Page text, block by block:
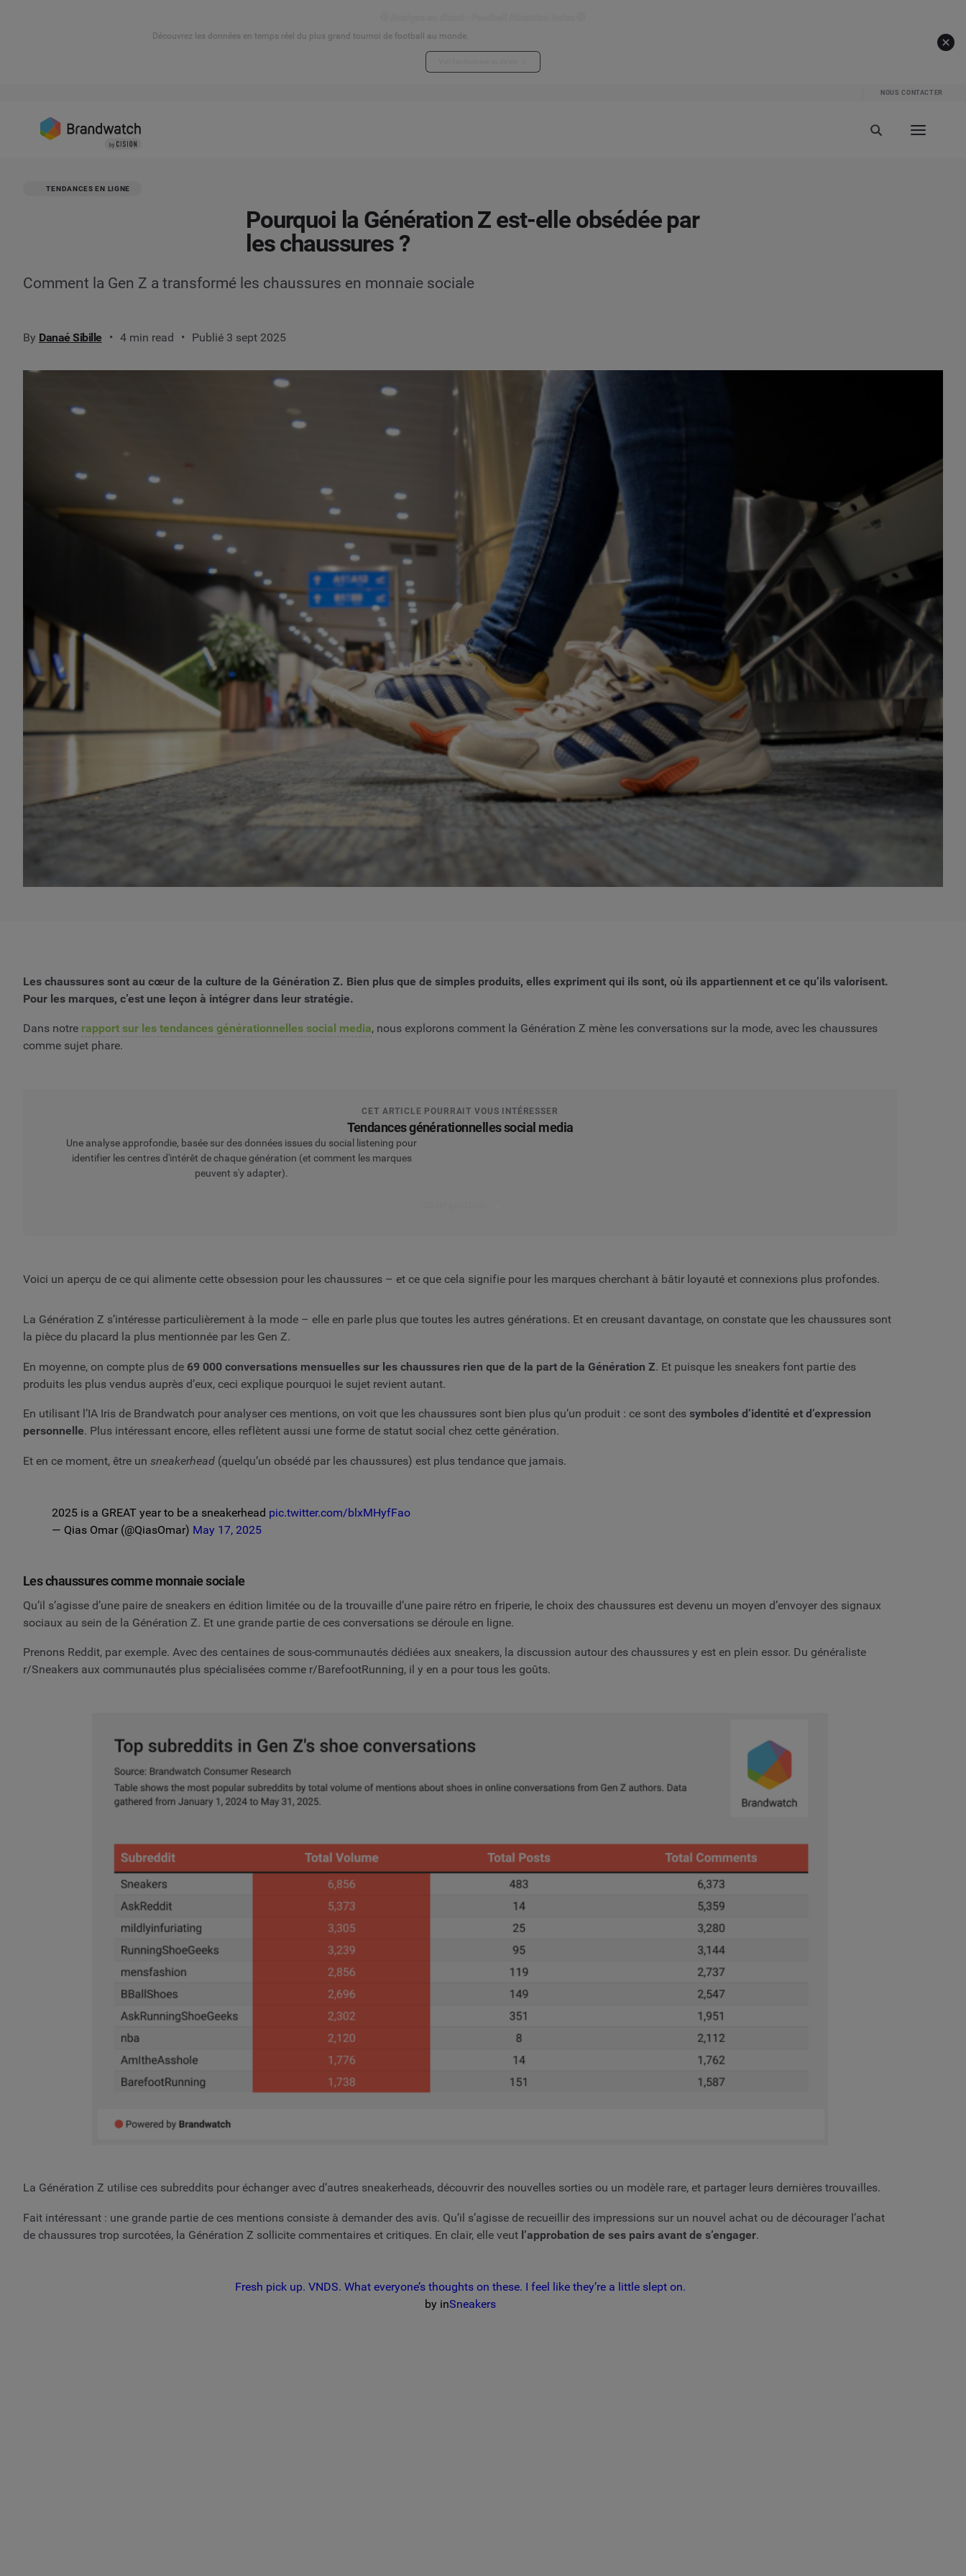
Découvrez les données en temps réel du plus grand tournoi de football au monde.
NOUS CONTACTER
TENDANCES EN LIGNE
Pourquoi la Génération Z est-elle obsédée par
les chaussures ?
Comment la Gen Z a transformé les chaussures en monnaie sociale
By Danaé Sibille 4 min read Publié 3 sept 2025
Les chaussures sont au cœur de la culture de la Génération Z. Bien plus que de simples produits, elles expriment qui ils sont, où ils appartiennent et ce qu’ils valorisent.
Pour les marques, c’est une leçon à intégrer dans leur stratégie.
Dans notre rapport sur les tendances générationnelles social media, nous explorons comment la Génération Z mène les conversations sur la mode, avec les chaussures
comme sujet phare.
CET ARTICLE POURRAIT VOUS INTÉRESSER
Tendances générationnelles social media
Une analyse approfondie, basée sur des données issues du social listening pour
identifier les centres d'intérêt de chaque génération (et comment les marques
peuvent s'y adapter).
Voici un aperçu de ce qui alimente cette obsession pour les chaussures – et ce que cela signifie pour les marques cherchant à bâtir loyauté et connexions plus profondes.
La Génération Z s’intéresse particulièrement à la mode – elle en parle plus que toutes les autres générations. Et en creusant davantage, on constate que les chaussures sont
la pièce du placard la plus mentionnée par les Gen Z.
En moyenne, on compte plus de 69 000 conversations mensuelles sur les chaussures rien que de la part de la Génération Z. Et puisque les sneakers font partie des
produits les plus vendus auprès d’eux, ceci explique pourquoi le sujet revient autant.
En utilisant l’IA Iris de Brandwatch pour analyser ces mentions, on voit que les chaussures sont bien plus qu’un produit : ce sont des symboles d’identité et d’expression
personnelle. Plus intéressant encore, elles reflètent aussi une forme de statut social chez cette génération.
Et en ce moment, être un sneakerhead (quelqu’un obsédé par les chaussures) est plus tendance que jamais.
2025 is a GREAT year to be a sneakerhead pic.twitter.com/blxMHyfFao
— Qias Omar (@QiasOmar) May 17, 2025
Les chaussures comme monnaie sociale
Qu’il s’agisse d’une paire de sneakers en édition limitée ou de la trouvaille d’une paire rétro en friperie, le choix des chaussures est devenu un moyen d’envoyer des signaux
sociaux au sein de la Génération Z. Et une grande partie de ces conversations se déroule en ligne.
Prenons Reddit, par exemple. Avec des centaines de sous-communautés dédiées aux sneakers, la discussion autour des chaussures y est en plein essor. Du généraliste
r/Sneakers aux communautés plus spécialisées comme r/BarefootRunning, il y en a pour tous les goûts.
La Génération Z utilise ces subreddits pour échanger avec d’autres sneakerheads, découvrir des nouvelles sorties ou un modèle rare, et partager leurs dernières trouvailles.
Fait intéressant : une grande partie de ces mentions consiste à demander des avis. Qu’il s’agisse de recueillir des impressions sur un nouvel achat ou de décourager l’achat
de chaussures trop surcotées, la Génération Z sollicite commentaires et critiques. En clair, elle veut l’approbation de ses pairs avant de s’engager.
Fresh pick up. VNDS. What everyone’s thoughts on these. I feel like they’re a little slept on.
byinSneakers